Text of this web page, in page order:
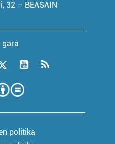
32 – BEASAIN
gara
politika